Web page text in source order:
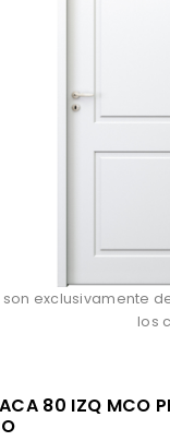
son exclusivamente
los
80 IZQ MCO